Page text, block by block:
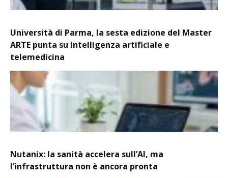
Università di Parma, la sesta edizione del Master
ARTE punta su intelligenza artificiale e
telemedicina
Nutanix: la sanità accelera sull’AI, ma
l’infrastruttura non è ancora pronta